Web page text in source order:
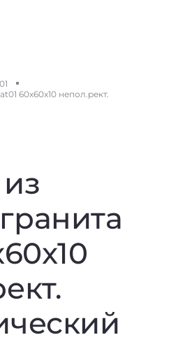
60x60x10 непол.рект.